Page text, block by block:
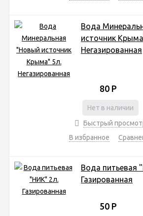
Вода
источник
Негазированная
80 Р
Нет в наличии
Быстрый
В избранное
Вода питьевая
Газированная
50 Р